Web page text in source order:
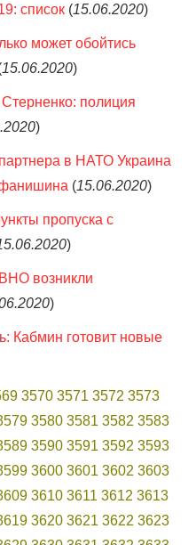
список (15.06.2020)
может обойтись
15.06.2020)
полиция
)
в НАТО Украина
(15.06.2020)
пропуска с
)
возникли
)
Кабмин готовит новые
3570 3571 3572 3573
3580 3581 3582 3583
3590 3591 3592 3593
3600 3601 3602 3603
3610 3611 3612 3613
3620 3621 3622 3623